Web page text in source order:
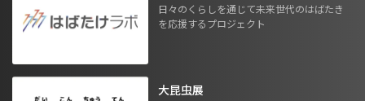
日々のくらしを通じて未来世代のはばたき
を応援するプロジェクト
大昆虫展